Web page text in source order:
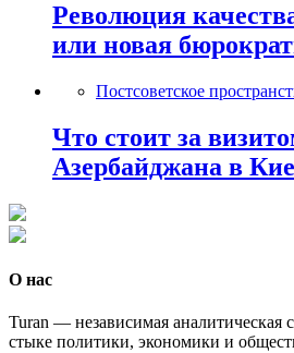
Революция
или новая
Постсоветское
Что стоит за
Азербайджана в
О нас
Turan — независимая аналитическая
стыке политики, экономики и